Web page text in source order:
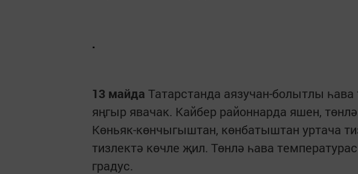
.
13 майда Татарстанда аязучан-болытлы
яңгыр явачак. Кайбер районнарда яшен,
Көньяк-көнчыгыштан, көнбатыштан уртача
тизлектә көчле җил. Төнлә һава
градус.